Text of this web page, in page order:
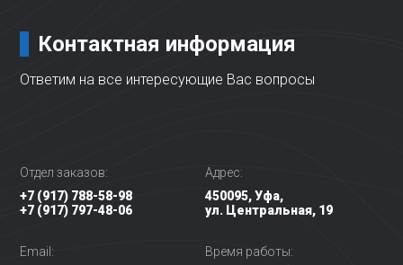
Контактная информация
Ответим на все интересующие Вас вопросы
Отдел заказов:
+7 (917) 788-58-98
+7 (917) 797-48-06
Адрес:
450095, Уфа,
ул. Центральная, 19
Email: Время работы: